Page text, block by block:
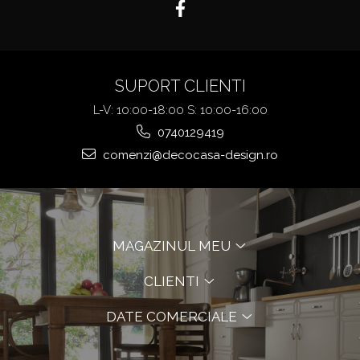
SUPORT CLIENTI
L-V: 10:00-18:00 S: 10:00-16:00
0740129419
comenzi@decocasa-design.ro
MAGAZINUL MEU
CLIENTI
DATE COMERCIALE